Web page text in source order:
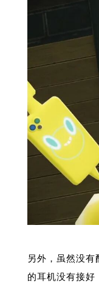
另外，虽然没
的耳机没有接好